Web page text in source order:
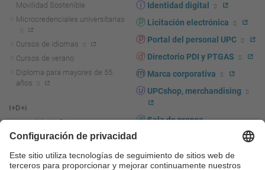
Movilidad Sostenible
Microcredenciales universitarias
Cursos de idiomas
Cursos de verano
Diploma para mayores de 55
años
I+D+i
Actualidad I+D+I
La investigación en la UPC
Fomento y apoyo a la
investigación
Identidad digital
Licitación electrónica
Portal del personal UPC
Directorio PDI y PTGAS
Marca corporativa
UPCshop, merchandising
Sala de prensa